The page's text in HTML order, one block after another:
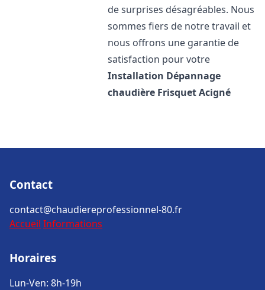
de surprises désagréables. Nous
sommes fiers de notre travail et
nous offrons une garantie de
satisfaction pour votre
Installation Dépannage
chaudière FrisquetAcigné
Contact
contact@chaudiereprofessionnel-80.fr
Accueil Informations
Horaires
Lun-Ven: 8h-19h